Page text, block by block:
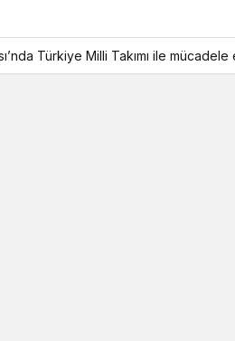
Türkiye Milli Takımı ile mücadele